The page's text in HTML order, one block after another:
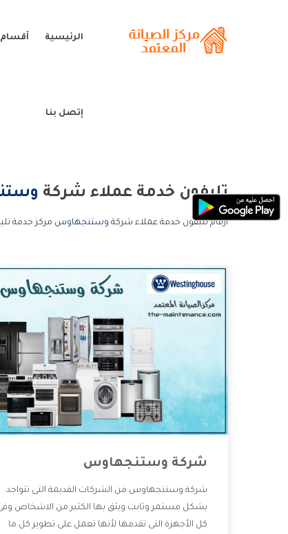
الرئيسية
إتصل بنا
تليفون خدمة عملاء شركة
ارقام تليفون خدمة عملاء شركة وستنجهاوس مركز خدمة
شركة وستنجهاوس
شركة وستنجهاوس من الشركات القديمة التى تتواجد
بشكل مستمر وثابت ويثق بها الكثير من الاشخاص
كل الأجهزة التى تقدمها لأنها تعمل على تطوير كل ما